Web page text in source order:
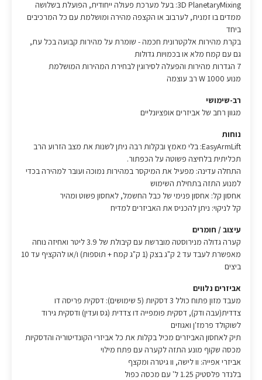
3D PlanetaryMixing: בעל מערכת פעולה ייחודית, הפועלת בשלושה
ממדים בו זמנית, לערבוב או הקצפה מהירה ומושלמת עם כל המרכיבים
ביחד
בקרת מהירות אלקטרונית חכמה - שומרת על מהירות קבועה בכל עת,
גם עם קמח מלא או בכמויות גדולות
מנוע 1000 W רב עוצמה
רב-שימושי
מגוון רחב של אביזרים אופציונליים
נוחות
EasyArmLift: בלי מאמץ ובקלות רבה ניתן לשנות את מצב הזרוע הרב
תכליתית בלחיצה פשוטה על הכפתור.
התחלה עדינה: מפעיל את המיקסר במהירות נמוכה ועובר למהירה בכדי
למנוע התזה בתחילת השימוש
אחסון קל: אחסון פנימי של כבל החשמל, לאחסון פשוט ומהיר
קל לניקוי: ניתן להכניס את האביזרים למדיח
עיצוב / חומרים
קערה גדולה מנירוסטה מוברשת עם קיבולת של 3.9 ליטר ואחיזה נוחה
מאפשרת לעבד עד 2 ק"ג בצק (1 ק"ג קמח + תוספות) ו/או להקציף עד 10
ביצים
אביזרים נלווים
מעבד מזון פתוח כולל 3 דסקיות (5 שימושים): דסקית פריסה דו
צדדית(עבה ודק), דסקית פומפייה דו צדדית (גס ועדין) ודסקית גירוד
לשוקולד פרמז'ן ואגוזים
תיק לאחסון האביזרים מכיל בקלות את כל אביזרי הקונדיטוריה והדסקיות
מכסה שקוף מונע התזה לקערה עם פתח מילוי
אביזרי אפייה: וו לישה, וו גיטרה ומקצף
בלנדר פלסטיק‏ 1.25 ל' עם מכסה כפול